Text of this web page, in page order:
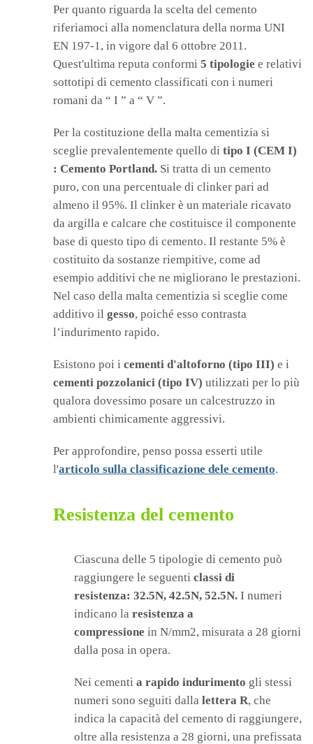
Per quanto riguarda la scelta del cemento
riferiamoci alla nomenclatura della norma UNI
EN 197-1, in vigore dal 6 ottobre 2011.
Quest'ultima reputa conformi 5 tipologie e relativi
sottotipi di cemento classificati con i numeri
romani da “ I ” a “ V ”.
Per la costituzione della malta cementizia si
sceglie prevalentemente quello di tipo I (CEM I)
: Cemento Portland. Si tratta di un cemento
puro, con una percentuale di clinker pari ad
almeno il 95%. Il clinker è un materiale ricavato
da argilla e calcare che costituisce il componente
base di questo tipo di cemento. Il restante 5% è
costituito da sostanze riempitive, come ad
esempio additivi che ne migliorano le prestazioni.
Nel caso della malta cementizia si sceglie come
additivo il gesso, poiché esso contrasta
l’indurimento rapido.
Esistono poi i cementi d'altoforno (tipo III) e i
cementi pozzolanici (tipo IV) utilizzati per lo più
qualora dovessimo posare un calcestruzzo in
ambienti chimicamente aggressivi.
Per approfondire, penso possa esserti utile
l'articolo sulla classificazione dele cemento.
Resistenza del cemento
Ciascuna delle 5 tipologie di cemento può
raggiungere le seguenti classi di
resistenza: 32.5N, 42.5N, 52.5N. I numeri
indicano la resistenza a
compressione in N/mm2, misurata a 28 giorni
dalla posa in opera.
Nei cementi a rapido indurimento gli stessi
numeri sono seguiti dalla lettera R, che
indica la capacità del cemento di raggiungere,
oltre alla resistenza a 28 giorni, una prefissata